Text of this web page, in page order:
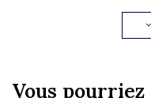
Le pull en coton homme est la
Vous